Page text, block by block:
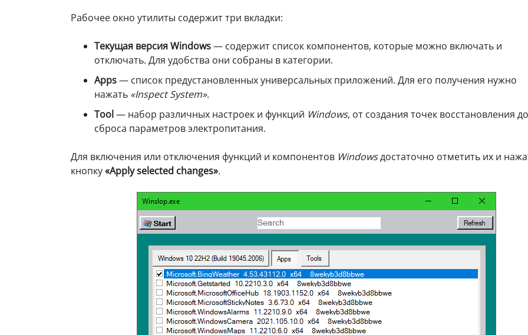
Рабочее окно утилиты содержит три вкладки:
Текущая версия Windows— содержит список компонентов, которые можно включать и
отключать. Для удобства они собраны в категории.
Apps— список предустановленных универсальных приложений. Для его получения нужно
нажать «Inspect System».
Tool— набор различных настроек и функций Windows, от создания точек восстановления до
сброса параметров электропитания.
Для включения или отключения функций и компонентов Windowsдостаточно отметить их и
кнопку«Apply selected changes».